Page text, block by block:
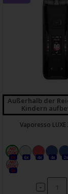
Außerhalb der
Kindern
Vaporesso LUXE
0x 6x 4x 4x 2x
0x
-